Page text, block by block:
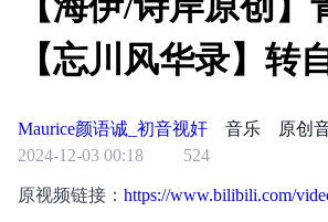
【忘川风华录】转
哩
Maurice颜语诚_初音视奸 音乐
原创
2024-12-03 00:18
524
原视频链接： https://www.bilibili.com/